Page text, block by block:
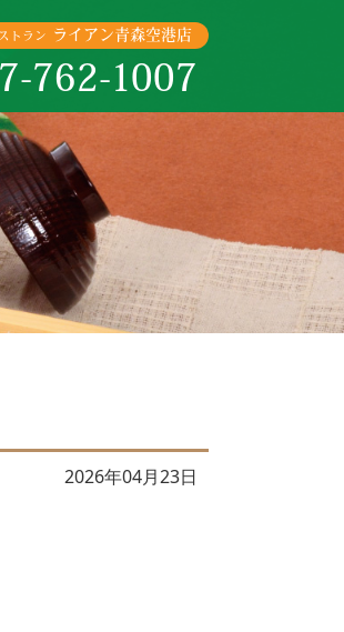
トラン ライアン青森空港店
762-1007
2026年04月23日